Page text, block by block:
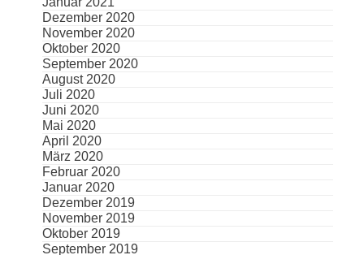
Dezember 2020
November 2020
Oktober 2020
September 2020
August 2020
Juli 2020
Juni 2020
Mai 2020
April 2020
März 2020
Februar 2020
Januar 2020
Dezember 2019
November 2019
Oktober 2019
September 2019